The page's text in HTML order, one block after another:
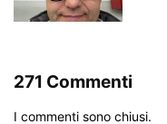
271 Commenti
I commenti sono chiusi.